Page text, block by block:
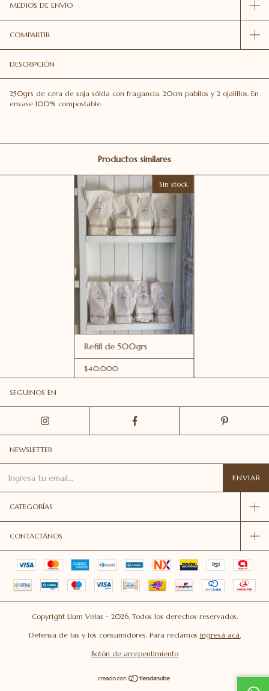
MEDIOS DE ENVÍO
COMPARTIR
DESCRIPCIÓN
250grs de cera de soja sólda con fragancia, 20cm pabilos y 2 ojalillos. En
envase 100% compostable.
Productos similares
Sin stock
Refill de 500grs
$40.000
SEGUINOS EN
NEWSLETTER
CATEGORÍAS
CONTACTÁNOS
Copyright Llum Velas - 2026. Todos los derechos reservados.
Defensa de las y los consumidores. Para reclamos ingresá acá.
Botón de arrepentimiento